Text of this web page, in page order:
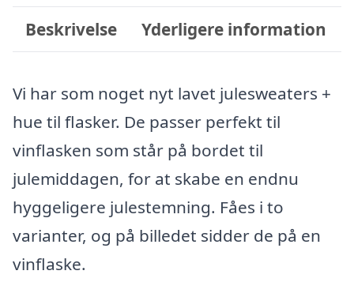
Beskrivelse Yderligere information
Vi har som noget nyt lavet julesweaters +
hue til flasker. De passer perfekt til
vinflasken som står på bordet til
julemiddagen, for at skabe en endnu
hyggeligere julestemning. Fåes i to
varianter, og på billedet sidder de på en
vinflaske.